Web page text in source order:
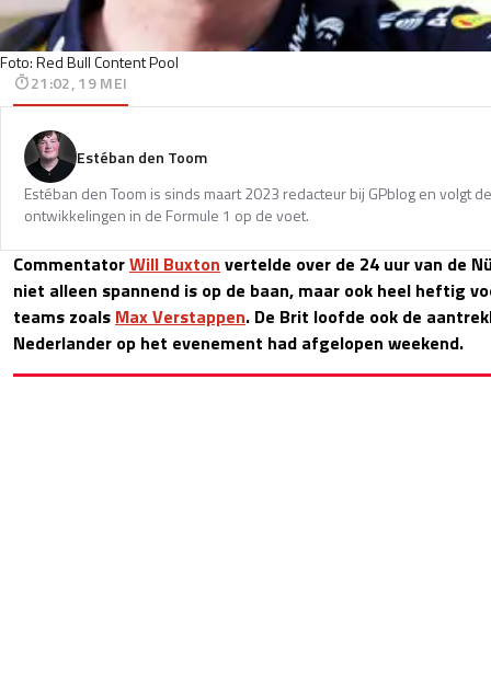
Foto: Red Bull Content Pool
21:02, 19 MEI
Estéban den Toom
Estéban den Toom is sinds maart 2023 redacteur bij GPblog en volgt
ontwikkelingen in de Formule 1 op de voet.
CommentatorWill Buxton vertelde over de 24 uur van de
niet alleen spannend is op de baan, maar ook heel heftig
teams zoals Max Verstappen. De Brit loofde ook de
Nederlander op het evenement had afgelopen weekend.